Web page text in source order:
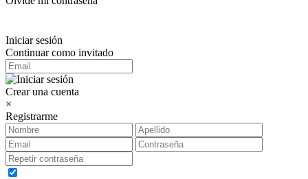
Iniciar sesión
Continuar como invitado
Crear una cuenta
×
Registrarme